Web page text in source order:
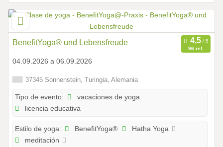
BenefitYoga® und Lebensfreude
96 ref.
04.09.2026 a 06.09.2026
37345 Sonnenstein, Turingia, Alemania
Tipo de evento:
vacaciones de yoga
licencia educativa
Estilo de yoga: BenefitYoga®
Hatha Yoga
meditación